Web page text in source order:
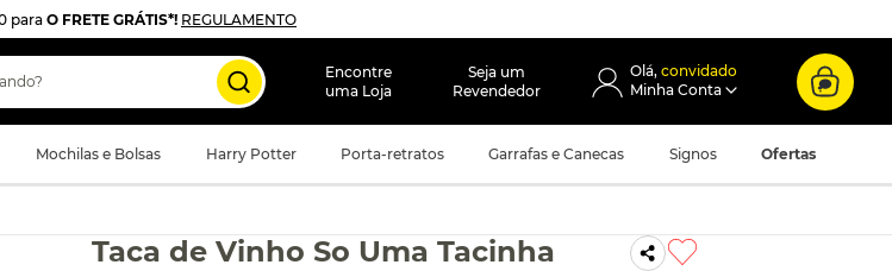
para O FRETE GRÁTIS*! REGULAMENTO
Encontre
uma Loja
Seja um
Revendedor
convidado
Mochilas e Bolsas Harry Potter Porta-retratos Garrafas e Canecas Signos Ofertas
Taca de Vinho So Uma Tacinha